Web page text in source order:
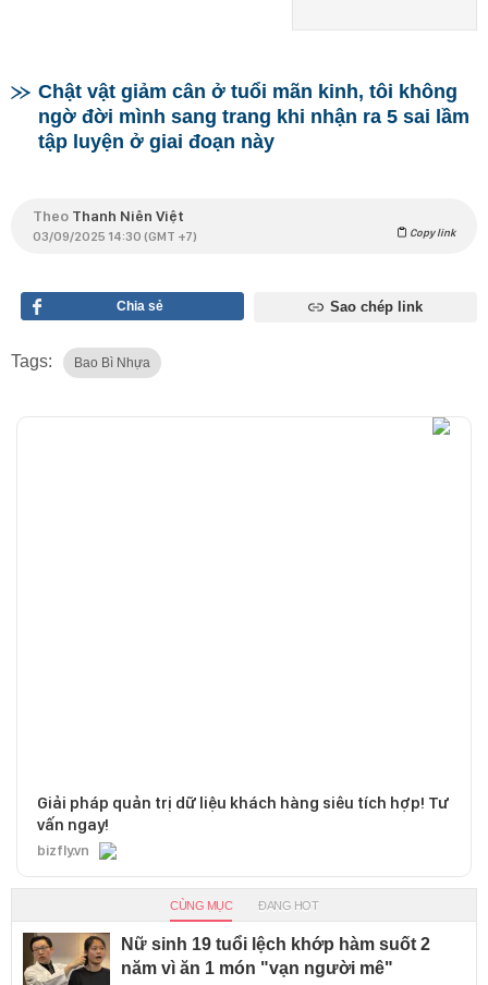
Chật vật giảm cân ở tuổi mãn kinh, tôi không
ngờ đời mình sang trang khi nhận ra 5 sai lầm
tập luyện ở giai đoạn này
Theo Thanh Niên Việt
03/09/2025 14:30 (GMT +7) Copy link
Chia sẻ Sao chép link
Tags: Bao Bì Nhựa
Giải pháp quản trị dữ liệu khách hàng siêu tích hợp! Tư
vấn ngay!
bizfly.vn
CÙNG MỤC ĐANG HOT
Nữ sinh 19 tuổi lệch khớp hàm suốt 2
năm vì ăn 1 món "vạn người mê"